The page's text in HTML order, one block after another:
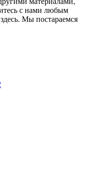
с нами любым
Мы постараемся